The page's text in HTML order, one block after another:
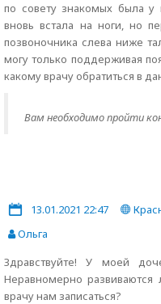
по совету знакомых была у
вновь встала на ноги, но
позвоночника слева ниже
могу только поддерживая
какому врачу обратиться в
Вам необходимо пройти
13.01.2021 22:47
Ольга
Здравствуйте! У моей
Неравномерно
врачу нам записаться?